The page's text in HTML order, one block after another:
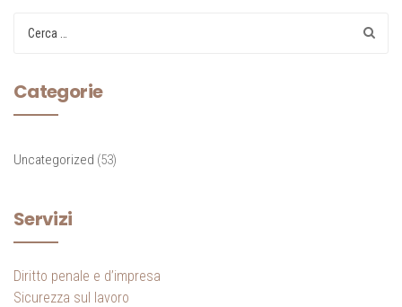
Categorie
Uncategorized (53)
Servizi
Diritto penale e d’impresa
Sicurezza sul lavoro